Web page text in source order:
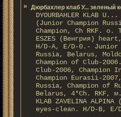
Дюрбахлер клаб У... зеленый
DYOURBAHLER KLAB
(Junior Champion
Champion, Ch RKF. о.
ESZES (Венгрия)
H/D-A, E/D-0.- Junior
Russia, Belarus,
Champion of Club-
Club-2006, Champion
Champion Eurasii-
Russia, Champion of
Belarus, 4*Ch. RKF, м.
KLAB ZAVELINA
eyes-clean. H/D-В, E/